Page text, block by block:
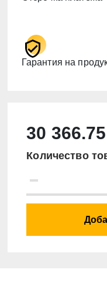
Гарантия на
30
Количество